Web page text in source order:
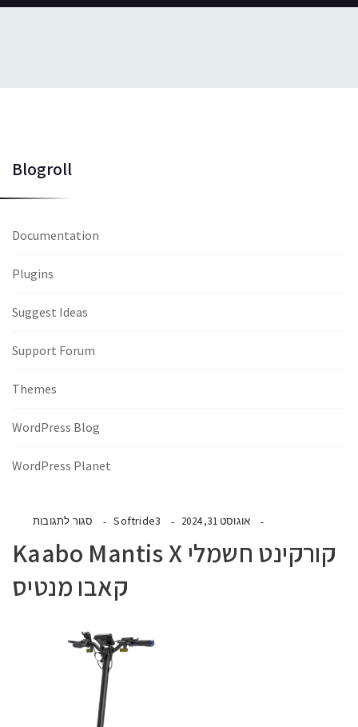
אוגוסט 31, 2024 Softride3 סגור לתגובות
קורקינט חשמלי Kaabo Mantis X
קאבו מנטיס
Blogroll
Documentation
Plugins
Suggest Ideas
Support Forum
Themes
WordPress Blog
WordPress Planet